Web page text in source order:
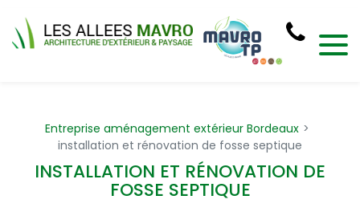
Entreprise aménagement extérieur Bordeaux
installation et rénovation de fosse septique
INSTALLATION ET RÉNOVATION DE
FOSSE SEPTIQUE